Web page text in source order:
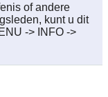
of andere
kunt u dit
-> INFO ->